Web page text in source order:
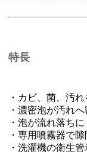
特長
・カビ、菌、汚
・濃密泡が汚れ
・泡が流れ落ち
・専用噴霧器で
・洗濯機の衛生